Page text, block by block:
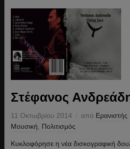
Στέφανος
11 Οκτωβρίου 2014 από Ερανιστής
Μουσική
Πολιτισμός
Κυκλοφόρησε η νέα δισκογραφική